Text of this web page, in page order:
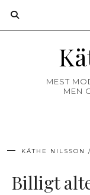
MEST
MEN
KÄTHE NILSSON
Billigt